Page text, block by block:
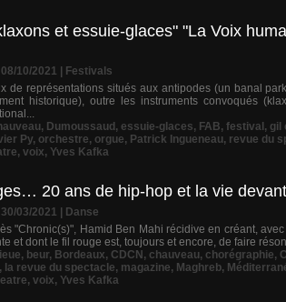
et essuie-glaces" "La Voix
10/2021
Festivals
de représentations situés aux antipodes (un banal
historique), outre les instruments convoqués
, Dumoussaud , essuie-glaces, FAB, festival , gil
Py, orchestre, orgue, Patrick Ingueneau, revue du
, voix, Yves Kafka
20 ans de hip-hop et la vie
03/2021
Danse
"Chronic(s)", Hamid Ben Mahi récidive en créant,
et dont le fil rouge est, toujours et encore, de faire
, beur, Bordeaux, CDCN , chauveau, chorégraphie,
, la revue du spectacle, magazine, Maghreb,
, voix, Yves Kafka